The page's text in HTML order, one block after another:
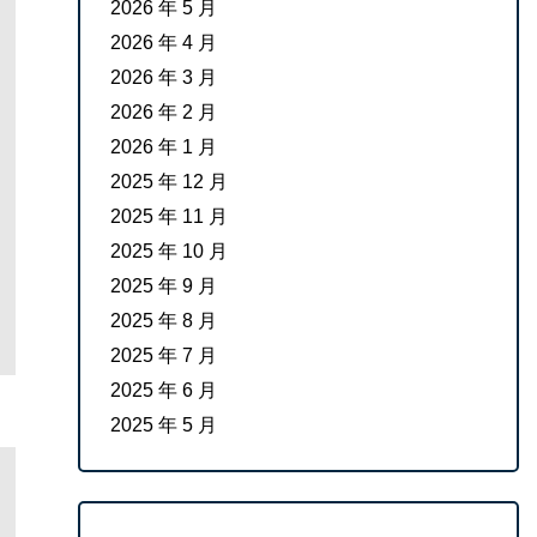
2026 年 5 月
2026 年 4 月
2026 年 3 月
2026 年 2 月
2026 年 1 月
2025 年 12 月
2025 年 11 月
2025 年 10 月
2025 年 9 月
2025 年 8 月
2025 年 7 月
2025 年 6 月
2025 年 5 月